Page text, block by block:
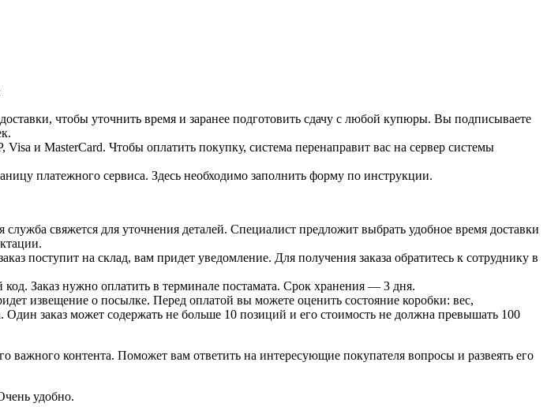
чтобы уточнить время и заранее подготовить сдачу с любой купюры. Вы подписываете
и MasterCard. Чтобы оплатить покупку, система перенаправит вас на сервер системы
платежного сервиса. Здесь необходимо заполнить форму по инструкции.
служба свяжется для уточнения деталей. Специалист предложит выбрать удобное время доставки
поступит на склад, вам придет уведомление. Для получения заказа обратитесь к сотруднику в
Заказ нужно оплатить в терминале постамата. Срок хранения — 3 дня.
извещение о посылке. Перед оплатой вы можете оценить состояние коробки: вес,
Один заказ может содержать не больше 10 позиций и его стоимость не должна превышать 100
контента. Поможет вам ответить на интересующие покупателя вопросы и развеять его
удобно.